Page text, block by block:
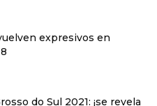
expresivos en
do Sul 2021: ¡se revela